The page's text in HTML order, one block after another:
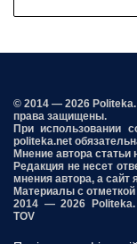
© 2014 — 2026
права защищены.
При использовании
politeka.net
Мнение автора статьи
Редакция не несет
мнения автора, а
Материалы с
2014 — 2026 Politeka.
TOV